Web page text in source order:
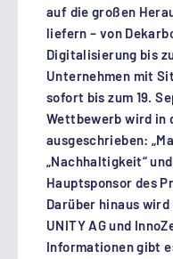
auf die großen
liefern – von
Digitalisierung bis
Unternehmen mit
sofort bis zum 19.
Wettbewerb wird in
ausgeschrieben:
„Nachhaltigkeit“
Hauptsponsor des
Darüber hinaus
UNITY AG und
Informationen gibt